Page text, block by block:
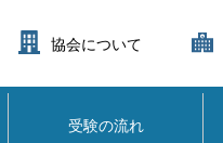
協会について
受験の流れ